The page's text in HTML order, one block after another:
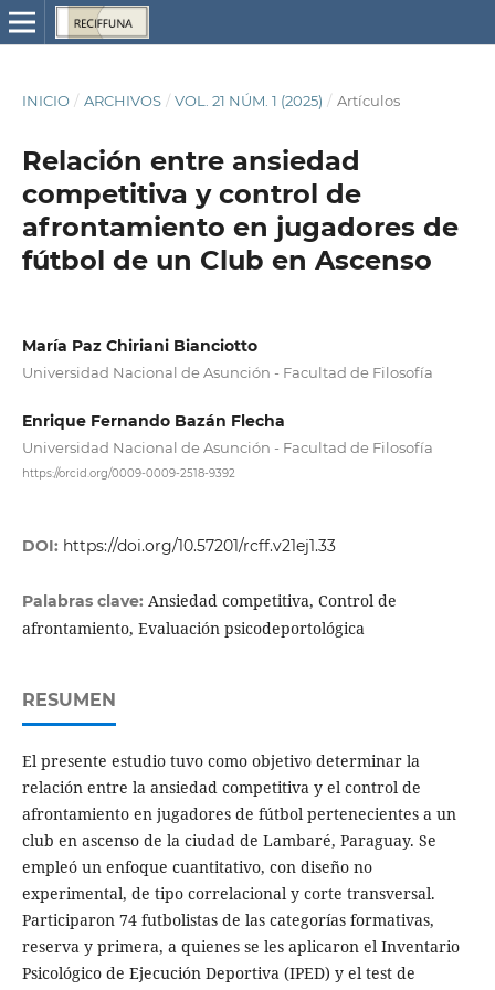
INICIO / ARCHIVOS / VOL. 21 NÚM. 1 (2025) / Artículos
Relación entre ansiedad
competitiva y control de
afrontamiento en jugadores de
fútbol de un Club en Ascenso
María Paz Chiriani Bianciotto
Universidad Nacional de Asunción - Facultad de Filosofía
Enrique Fernando Bazán Flecha
Universidad Nacional de Asunción - Facultad de Filosofía
https://orcid.org/0009-0009-2518-9392
DOI: https://doi.org/10.57201/rcff.v21ej1.33
Palabras clave: Ansiedad competitiva, Control de
afrontamiento, Evaluación psicodeportológica
RESUMEN
El presente estudio tuvo como objetivo determinar la
relación entre la ansiedad competitiva y el control de
afrontamiento en jugadores de fútbol pertenecientes a un
club en ascenso de la ciudad de Lambaré, Paraguay. Se
empleó un enfoque cuantitativo, con diseño no
experimental, de tipo correlacional y corte transversal.
Participaron 74 futbolistas de las categorías formativas,
reserva y primera, a quienes se les aplicaron el Inventario
Psicológico de Ejecución Deportiva (IPED) y el test de